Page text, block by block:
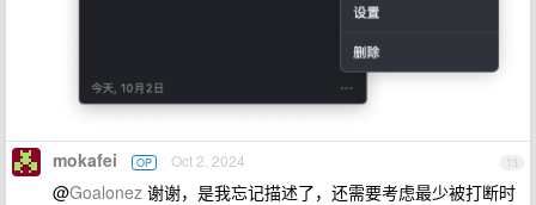
13
mokafei OP Oct 2, 2024
@Goalonez 谢谢，是我忘记描述了，还需要考虑最少被打断时